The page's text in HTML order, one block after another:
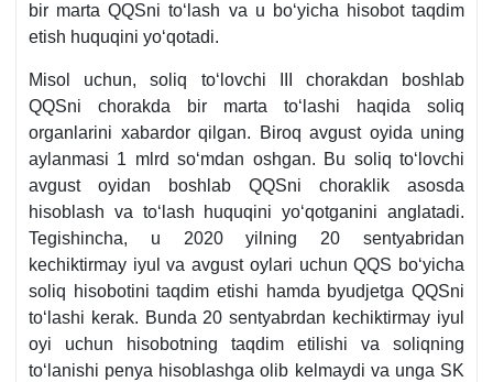
bir marta QQSni toʻlash va u boʻyicha hisobot taqdim
etish huquqini yoʻqotadi.
Misol uchun, soliq toʻlovchi III chorakdan boshlab
QQSni chorakda bir marta toʻlashi haqida soliq
organlarini хabardor qilgan. Biroq avgust oyida uning
aylanmasi 1 mlrd soʻmdan oshgan. Bu soliq toʻlovchi
avgust oyidan boshlab QQSni choraklik asosda
hisoblash va toʻlash huquqini yoʻqotganini anglatadi.
Tegishincha, u 2020 yilning 20 sentyabridan
kechiktirmay iyul va avgust oylari uchun QQS boʻyicha
soliq hisobotini taqdim etishi hamda byudjetga QQSni
toʻlashi kerak. Bunda 20 sentyabrdan kechiktirmay iyul
oyi uchun hisobotning taqdim etilishi va soliqning
toʻlanishi penya hisoblashga olib kelmaydi va unga SK